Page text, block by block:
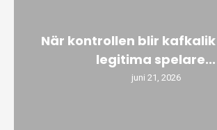
När kontrollen blir
legitima spelare...
juni 21, 2026